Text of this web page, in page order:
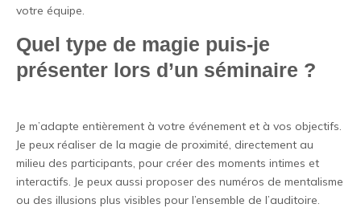
votre équipe.
Quel type de magie puis-je
présenter lors d’un séminaire ?
Je m’adapte entièrement à votre événement et à vos objectifs.
Je peux réaliser de la magie de proximité, directement au
milieu des participants, pour créer des moments intimes et
interactifs. Je peux aussi proposer des numéros de mentalisme
ou des illusions plus visibles pour l’ensemble de l’auditoire.